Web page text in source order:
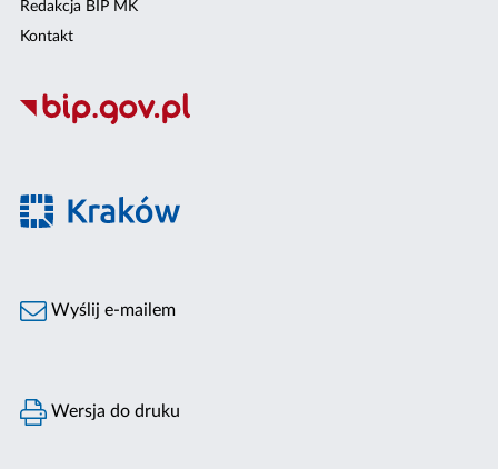
Redakcja BIP MK
Kontakt
Wyślij e-mailem
Wersja do druku